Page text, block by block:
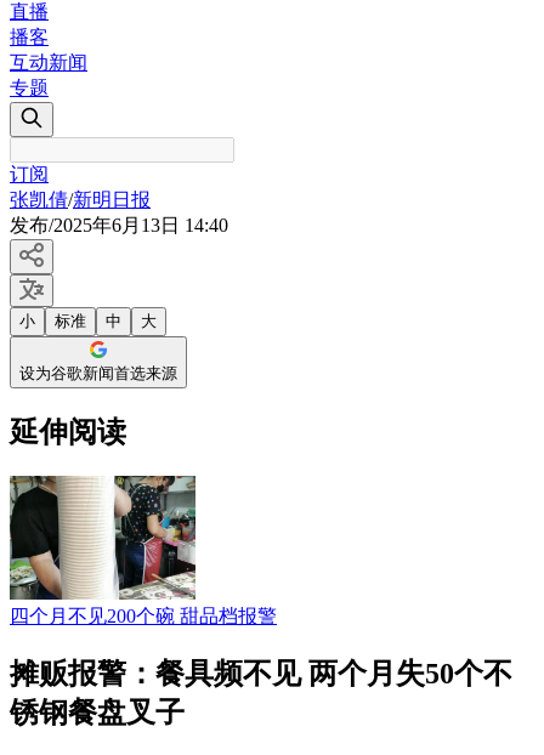
直播
播客
互动新闻
专题
订阅
张凯倩/新明日报
发布/2025年6月13日 14:40
小 标准 中 大
设为谷歌新闻首选来源
延伸阅读
四个月不见200个碗 甜品档报警
摊贩报警：餐具频不见 两个月失50个不
锈钢餐盘叉子